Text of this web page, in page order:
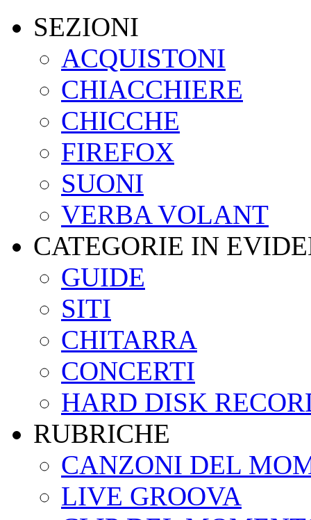
SEZIONI
ACQUISTONI
CHIACCHIERE
CHICCHE
FIREFOX
SUONI
VERBA VOLANT
CATEGORIE IN
GUIDE
SITI
CHITARRA
CONCERTI
HARD DISK
RUBRICHE
CANZONI DEL
LIVE GROOVA